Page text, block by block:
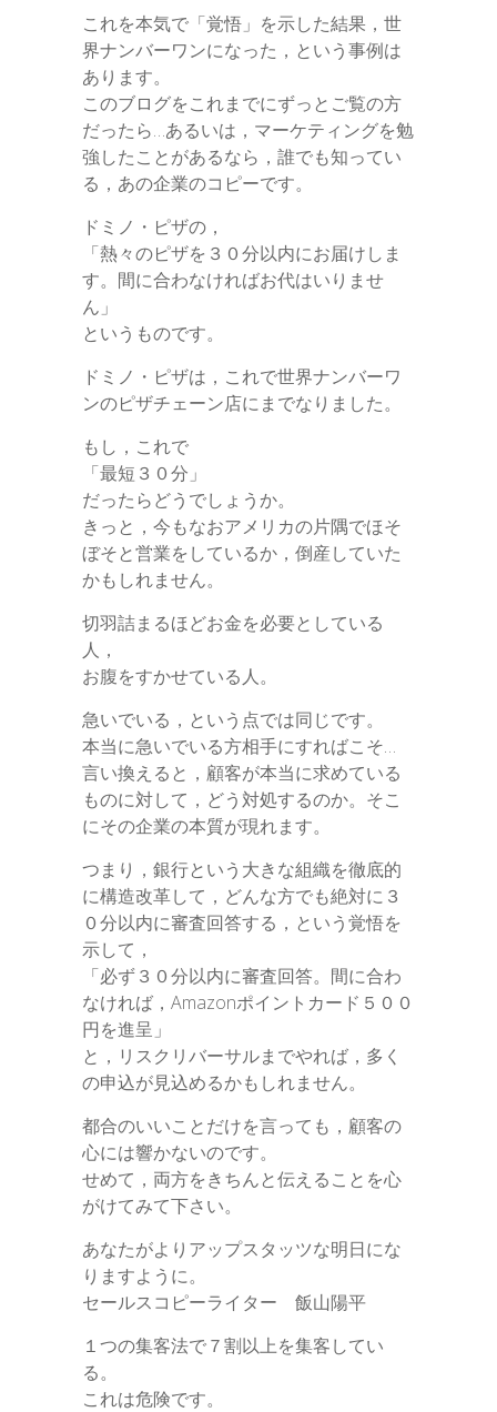
これを本気で「覚悟」を示した結果，世
界ナンバーワンになった，という事例は
あります。
このブログをこれまでにずっとご覧の方
だったら…あるいは，マーケティングを勉
強したことがあるなら，誰でも知ってい
る，あの企業のコピーです。
ドミノ・ピザの，
「熱々のピザを３０分以内にお届けしま
す。間に合わなければお代はいりませ
ん」
というものです。
ドミノ・ピザは，これで世界ナンバーワ
ンのピザチェーン店にまでなりました。
もし，これで
「最短３０分」
だったらどうでしょうか。
きっと，今もなおアメリカの片隅でほそ
ぼそと営業をしているか，倒産していた
かもしれません。
切羽詰まるほどお金を必要としている
人，
お腹をすかせている人。
急いでいる，という点では同じです。
本当に急いでいる方相手にすればこそ…
言い換えると，顧客が本当に求めている
ものに対して，どう対処するのか。そこ
にその企業の本質が現れます。
つまり，銀行という大きな組織を徹底的
に構造改革して，どんな方でも絶対に３
０分以内に審査回答する，という覚悟を
示して，
「必ず３０分以内に審査回答。間に合わ
なければ，Amazonポイントカード５００
円を進呈」
と，リスクリバーサルまでやれば，多く
の申込が見込めるかもしれません。
都合のいいことだけを言っても，顧客の
心には響かないのです。
せめて，両方をきちんと伝えることを心
がけてみて下さい。
あなたがよりアップスタッツな明日にな
りますように。
セールスコピーライター 飯山陽平
１つの集客法で７割以上を集客してい
る。
これは危険です。